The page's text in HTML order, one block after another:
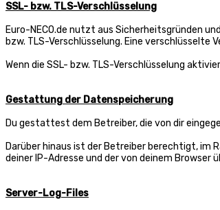
SSL- bzw. TLS-Verschlüsselung
Euro-NECO.de nutzt aus Sicherheitsgründen
bzw. TLS-Verschlüsselung. Eine verschlüsselte
Wenn die SSL- bzw. TLS-Verschlüsselung
Gestattung der Datenspeicherung
Du gestattest dem Betreiber, die von dir
Darüber hinaus ist der Betreiber berechtigt, im
deiner IP-Adresse und der von deinem
Server-Log-Files